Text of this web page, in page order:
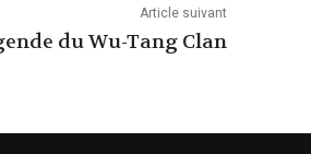
Article suivant
du Wu-Tang Clan